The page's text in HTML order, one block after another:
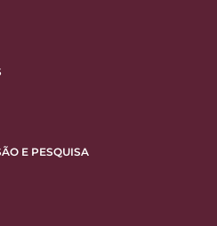
E PESQUISA